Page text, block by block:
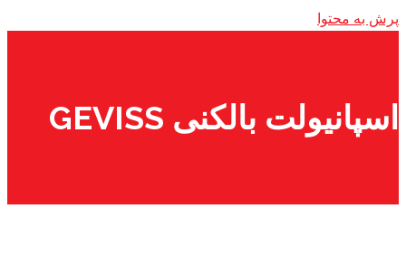
پرش به محتوا
اسپانیولت بالکنی GEVISS